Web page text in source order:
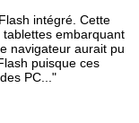
intégré. Cette
embarquant
navigateur aurait pu
puisque ces
PC..."